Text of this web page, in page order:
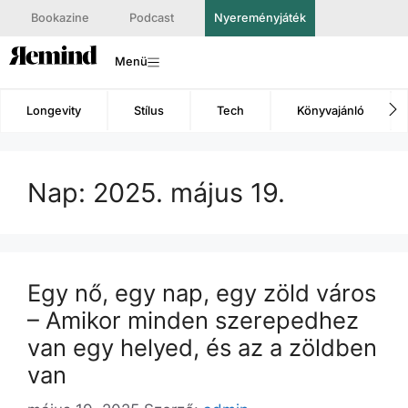
Bookazine Podcast Nyereményjáték
Menü
Longevity Stílus Tech Könyvajánló
Nap: 2025. május 19.
Egy nő, egy nap, egy zöld város
– Amikor minden szerepedhez
van egy helyed, és az a zöldben
van